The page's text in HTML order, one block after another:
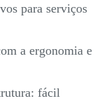
para serviços
a ergonomia e
fácil